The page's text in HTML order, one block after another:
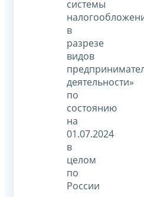
системы
в
разрезе
видов
деятельности»
по
состоянию
на
01.07.2024
в
целом
по
России